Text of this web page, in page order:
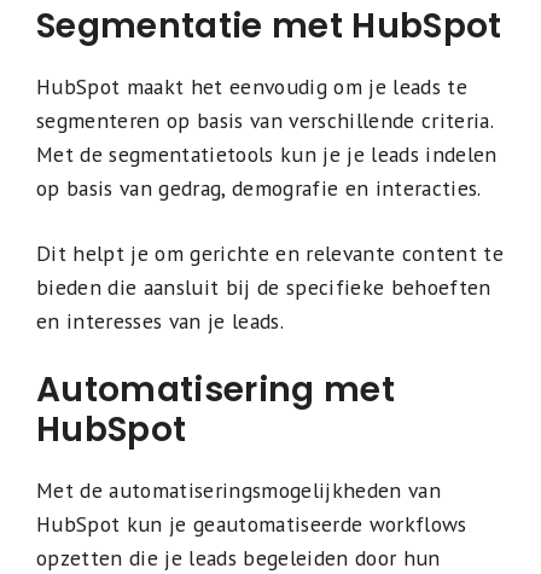
Segmentatie met HubSpot
HubSpot maakt het eenvoudig om je leads te
segmenteren op basis van verschillende criteria.
Met de segmentatietools kun je je leads indelen
op basis van gedrag, demografie en interacties.
Dit helpt je om gerichte en relevante content te
bieden die aansluit bij de specifieke behoeften
en interesses van je leads.
Automatisering met
HubSpot
Met de automatiseringsmogelijkheden van
HubSpot kun je geautomatiseerde workflows
opzetten die je leads begeleiden door hun